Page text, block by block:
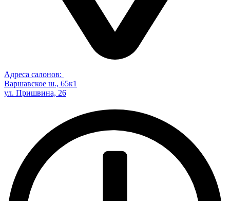
Адреса салонов:
Варшавское ш., 65к1
ул. Пришвина, 26